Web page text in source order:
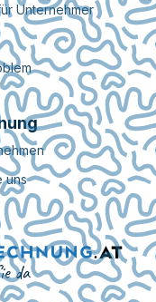
Unternehmer
uns
da